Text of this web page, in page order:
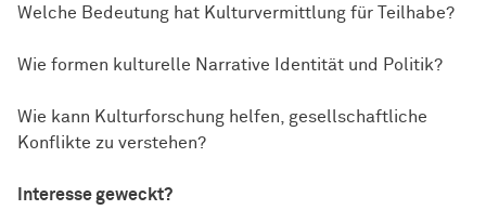
Welche Bedeutung hat Kulturvermittlung für Teilhabe?
Wie formen kulturelle Narrative Identität und Politik?
Wie kann Kulturforschung helfen, gesellschaftliche
Konflikte zu verstehen?
Interesse geweckt?